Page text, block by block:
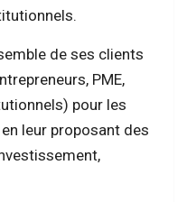
de ses clients
PME,
pour les
leur proposant des